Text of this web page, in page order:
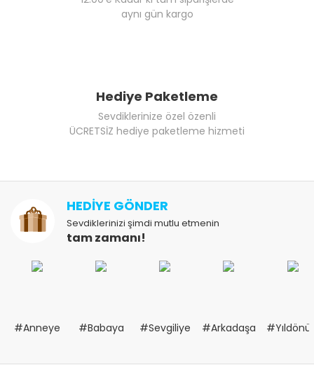
aynı gün kargo
Hediye Paketleme
Sevdiklerinize özel özenli
ÜCRETSİZ hediye paketleme hizmeti
HEDİYE GÖNDER
Sevdiklerinizi şimdi mutlu etmenin
tam zamanı!
#Anneye #Babaya #Sevgiliye #Arkadaşa